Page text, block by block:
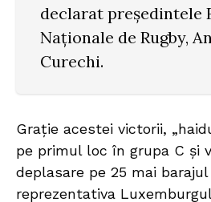
declarat președintele
Naționale de Rugby,
Curechi.
Grație acestei victorii,
pe primul loc în grupa C și
deplasare pe 25 mai
reprezentativa